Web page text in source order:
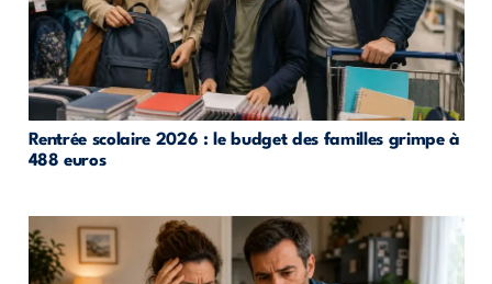
Rentrée scolaire 2026 : le budget des familles grimpe à
488 euros